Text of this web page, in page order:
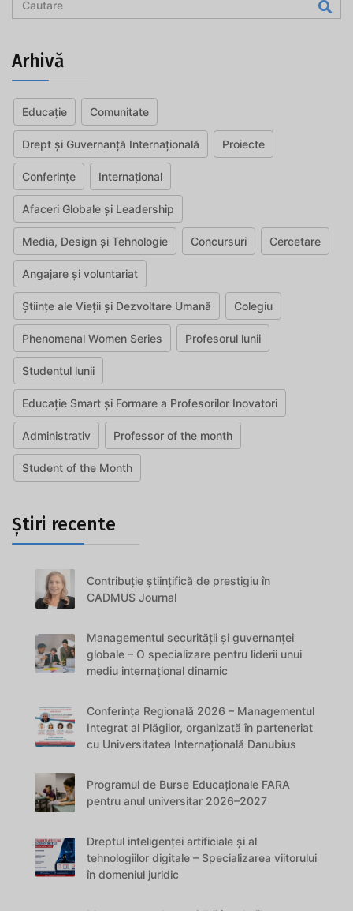
Arhivă
Educație Comunitate
Drept și Guvernanță Internațională Proiecte
Conferințe Internațional
Afaceri Globale și Leadership
Media, Design și Tehnologie Concursuri Cercetare
Angajare și voluntariat
Științe ale Vieții și Dezvoltare Umană Colegiu
Phenomenal Women Series Profesorul lunii
Studentul lunii
Educație Smart și Formare a Profesorilor Inovatori
Administrativ Professor of the month
Student of the Month
Știri recente
Contribuție științifică de prestigiu în
CADMUS Journal
Managementul securității și guvernanței
globale – O specializare pentru liderii unui
mediu internațional dinamic
Conferința Regională 2026 – Managementul
Integrat al Plăgilor, organizată în parteneriat
cu Universitatea Internațională Danubius
Programul de Burse Educaționale FARA
pentru anul universitar 2026–2027
Dreptul inteligenței artificiale și al
tehnologiilor digitale – Specializarea viitorului
în domeniul juridic